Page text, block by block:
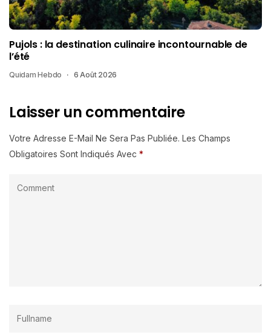
Pujols : la destination culinaire incontournable de
l’été
Quidam Hebdo 6 Août 2026
Laisser un commentaire
Votre Adresse E-Mail Ne Sera Pas Publiée. Les Champs
Obligatoires Sont Indiqués Avec *